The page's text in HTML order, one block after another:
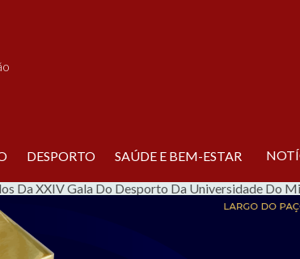
DESPORTO SAÚDE E BEM-ESTAR
Da XXIV Gala Do Desporto Da Universidade Do